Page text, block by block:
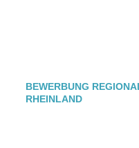
BEWERBUNG
RHEINLAND